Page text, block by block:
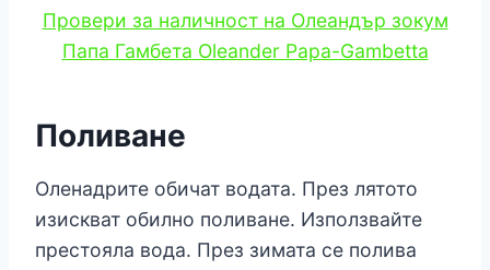
Провери за наличност на Олеандър зокум
Папа Гамбета Oleander Papa-Gambetta
Поливане
Оленадрите обичат водата. През лятото
изискват обилно поливане. Използвайте
престояла вода. През зимата се полива